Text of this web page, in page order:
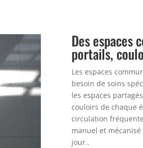
Des espaces
portails,
Les espaces
besoin de soins
les espaces
couloirs de chaque
circulation
manuel et
jour..